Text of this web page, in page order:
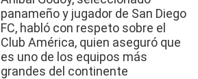
panameño y jugador de San Diego
FC, habló con respeto sobre el
Club América, quien aseguró que
es uno de los equipos más
grandes del continente